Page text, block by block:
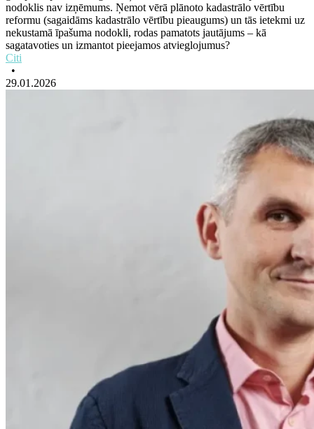
nodoklis nav izņēmums. Ņemot vērā plānoto kadastrālo vērtību
reformu (sagaidāms kadastrālo vērtību pieaugums) un tās ietekmi uz
nekustamā īpašuma nodokli, rodas pamatots jautājums – kā
sagatavoties un izmantot pieejamos atvieglojumus?
Citi
•
29.01.2026